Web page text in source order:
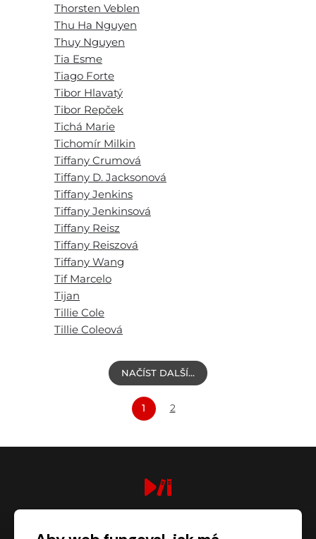
Thorsten Veblen
Thu Ha Nguyen
Thuy Nguyen
Tia Esme
Tiago Forte
Tibor Hlavatý
Tibor Repček
Tichá Marie
Tichomír Milkin
Tiffany Crumová
Tiffany D. Jacksonová
Tiffany Jenkins
Tiffany Jenkinsová
Tiffany Reisz
Tiffany Reiszová
Tiffany Wang
Tif Marcelo
Tijan
Tillie Cole
Tillie Coleová
NAČÍST DALŠÍ…
1 2